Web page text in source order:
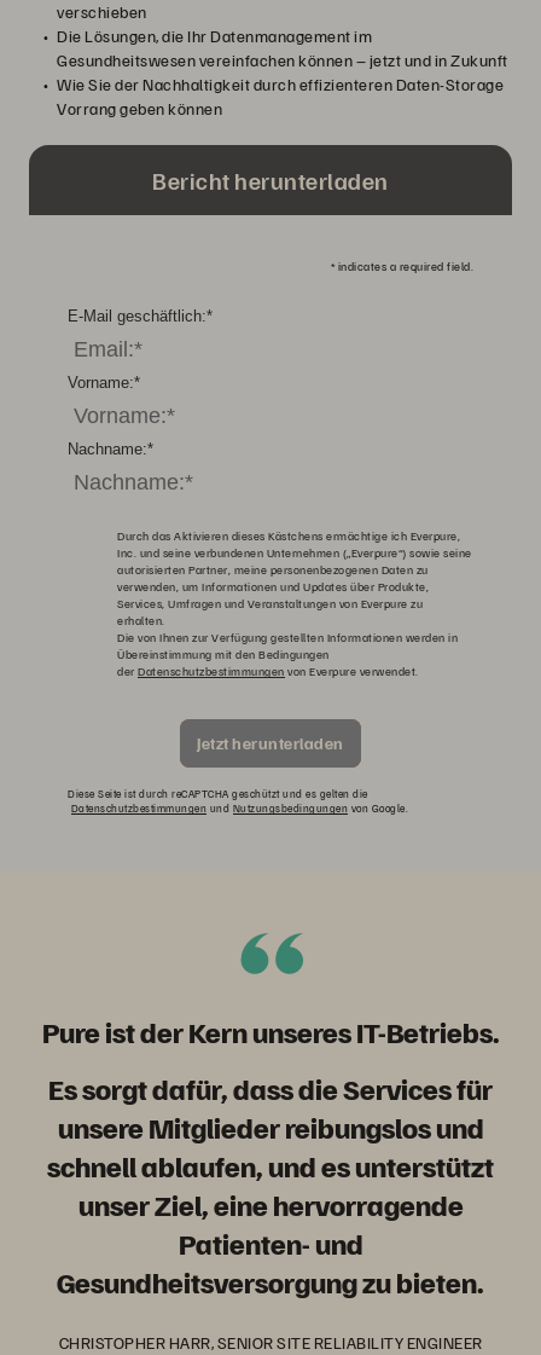
verschieben
Die Lösungen, die Ihr Datenmanagement im
Gesundheitswesen vereinfachen können – jetzt und in Zukunft
Wie Sie der Nachhaltigkeit durch effizienteren Daten-Storage
Vorrang geben können
Bericht herunterladen
* indicates a required field.
*
E-Mail geschäftlich:
*
Vorname:
*
Nachname:
Durch das Aktivieren dieses Kästchens ermächtige ich Everpure,
Inc. und seine verbundenen Unternehmen („Everpure“) sowie seine
autorisierten Partner, meine personenbezogenen Daten zu
verwenden, um Informationen und Updates über Produkte,
Services, Umfragen und Veranstaltungen von Everpure zu
erhalten.
Die von Ihnen zur Verfügung gestellten Informationen werden in
Übereinstimmung mit den Bedingungen
der Datenschutzbestimmungen von Everpure verwendet.
Jetzt herunterladen
Diese Seite ist durch reCAPTCHA geschützt und es gelten die
Datenschutzbestimmungen und Nutzungsbedingungen von Google.
Pure ist der Kern unseres IT-Betriebs.
Es sorgt dafür, dass die Services für
unsere Mitglieder reibungslos und
schnell ablaufen, und es unterstützt
unser Ziel, eine hervorragende
Patienten- und
Gesundheitsversorgung zu bieten.
CHRISTOPHER HARR, SENIOR SITE RELIABILITY ENGINEER